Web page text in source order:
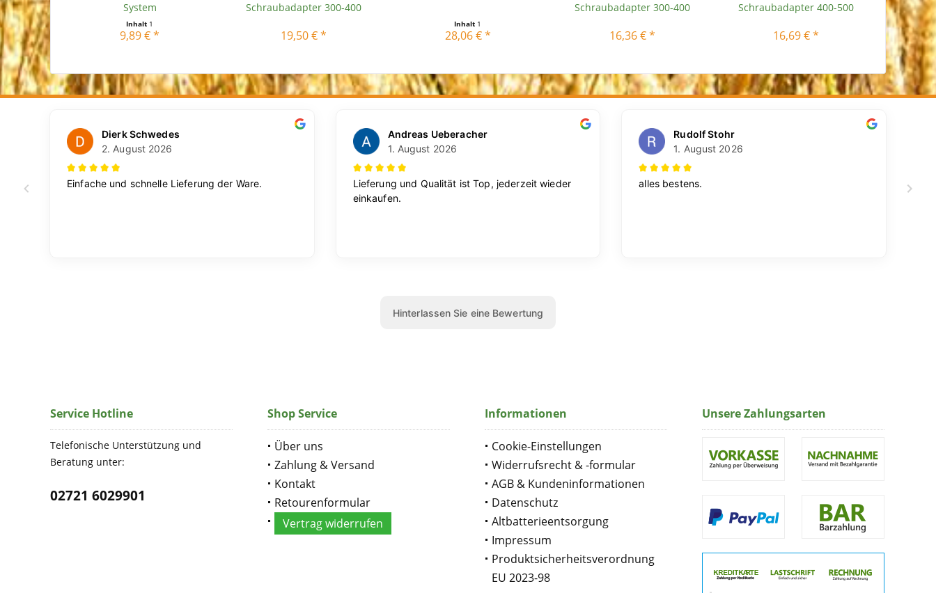
System
Inhalt 1
9,89 € *
Schraubadapter 300-400
19,50 € *
Inhalt 1
28,06 € *
Schraubadapter 300-400
16,36 € *
Schraubadapter 400-500
16,69 € *
Service Hotline
Telefonische Unterstützung und
Beratung unter:
02721 6029901
Shop Service
Über uns
Zahlung & Versand
Kontakt
Retourenformular
Vertrag widerrufen
Informationen
Cookie-Einstellungen
Widerrufsrecht & -formular
AGB & Kundeninformationen
Datenschutz
Altbatterieentsorgung
Impressum
Produktsicherheitsverordnung
EU 2023-98
Unsere Zahlungsarten